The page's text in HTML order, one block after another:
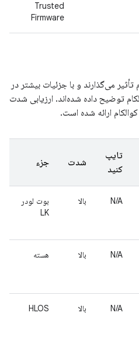
Trusted
Firmware
می‌گذارند و با جزئیات بیشتر در
توضیح داده شده‌اند. ارزیابی شدت
ارائه شده است.
تایپ
کنید
شدت جزء
N/A بالا
بوت لودر
LK
N/A بالا هسته
N/A بالا HLOS